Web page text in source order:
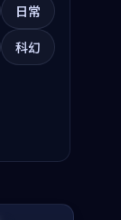
日常
科幻